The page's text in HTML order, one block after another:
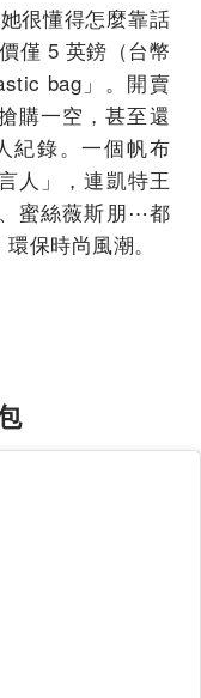
很懂得怎麼靠話
僅 5 英鎊（台幣
bag」。開賣
購一空，甚至還
紀錄。一個帆布
人」，連凱特王
蜜絲薇斯朋⋯都
保時尚風潮。